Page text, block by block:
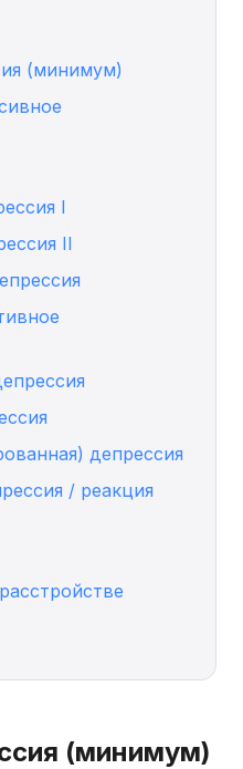
(минимум)
I
II
депрессия
/ реакция
(минимум)